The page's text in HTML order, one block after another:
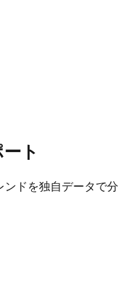
ト
ドを独自データで分